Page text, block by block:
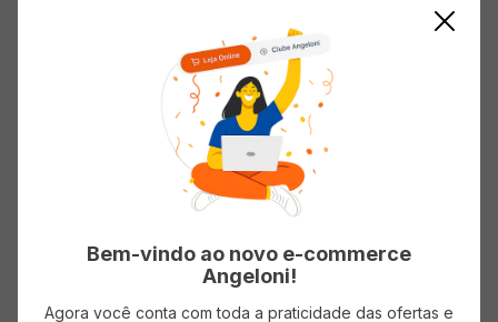
Informações do Produto
Único
Lenço
Quem viu comprou também
Bem-vindo ao novo e-commerce
Angeloni!
Agora você conta com toda a praticidade das ofertas e